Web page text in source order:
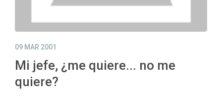
09 MAR 2001
Mi jefe, ¿me quiere... no me
quiere?